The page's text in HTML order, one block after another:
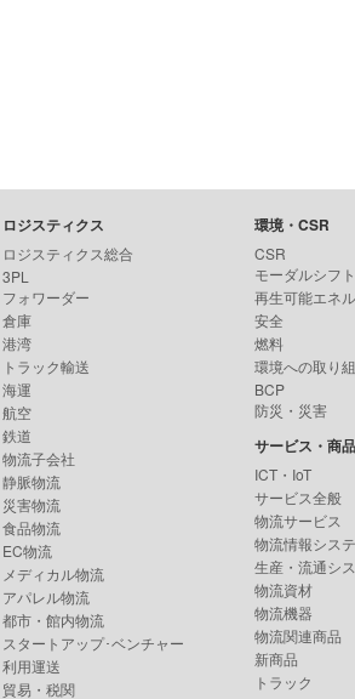
ロジスティクス
ロジスティクス総合
3PL
フォワーダー
倉庫
港湾
トラック輸送
海運
航空
鉄道
物流子会社
静脈物流
災害物流
食品物流
EC物流
メディカル物流
アパレル物流
都市・館内物流
スタートアップ･ベンチャー
利用運送
貿易・税関
環境・CSR
CSR
モーダルシフト
再生可能エネ
安全
燃料
環境への取り
BCP
防災・災害
サービス・商品
ICT・IoT
サービス全般
物流サービス
物流情報シス
生産・流通シ
物流資材
物流機器
物流関連商品
新商品
トラック